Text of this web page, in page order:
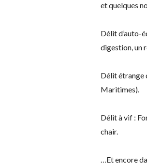
et quelques
Délit d’auto-
digestion, un
Délit étrange
Maritimes).
Délit à vif :
chair.
…Et encore